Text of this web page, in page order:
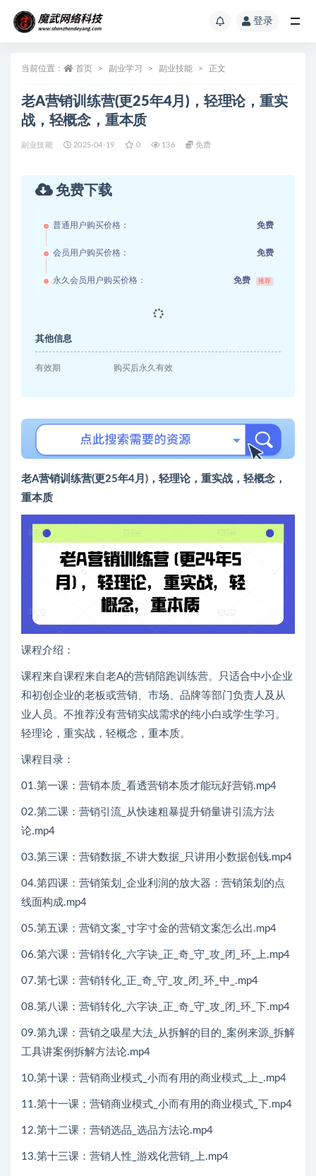
登录
当前位置： 首页 副业学习 副业技能 正文
老A营销训练营(更25年4月)，轻理论，重实
战，轻概念，重本质
副业技能 2025-04-19 0 136 免费
免费下载
普通用户购买价格： 免费
会员用户购买价格： 免费
永久会员用户购买价格： 免费 推荐
其他信息
有效期 购买后永久有效
老A营销训练营(更25年4月)，轻理论，重实战，轻概念，
重本质
课程介绍：
课程来自课程来自老A的营销陪跑训练营。只适合中小企业
和初创企业的老板或营销、市场、品牌等部门负责人及从
业人员。不推荐没有营销实战需求的纯小白或学生学习。
轻理论，重实战，轻概念，重本质。
课程目录：
01.第一课：营销本质_看透营销本质才能玩好营销.mp4
02.第二课：营销引流_从快速粗暴提升销量讲引流方法
论.mp4
03.第三课：营销数据_不讲大数据_只讲用小数据创钱.mp4
04.第四课：营销策划_企业利润的放大器：营销策划的点
线面构成.mp4
05.第五课：营销文案_寸字寸金的营销文案怎么出.mp4
06.第六课：营销转化_六字诀_正_奇_守_攻_闭_环_上.mp4
07.第七课：营销转化_正_奇_守_攻_闭_环_中_.mp4
08.第八课：营销转化_六字诀_正_奇_守_攻_闭_环_下.mp4
09.第九课：营销之吸星大法_从拆解的目的_案例来源_拆解
工具讲案例拆解方法论.mp4
10.第十课：营销商业模式_小而有用的商业模式_上_.mp4
11.第十一课：营销商业模式_小而有用的商业模式_下.mp4
12.第十二课：营销选品_选品方法论.mp4
13.第十三课：营销人性_游戏化营销_上.mp4